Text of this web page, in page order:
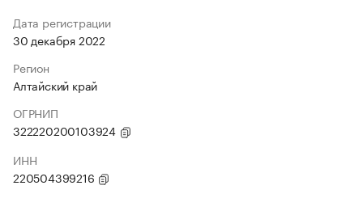
Дата регистрации
30 декабря 2022
Регион
Алтайский край
ОГРНИП
322220200103924
ИНН
220504399216